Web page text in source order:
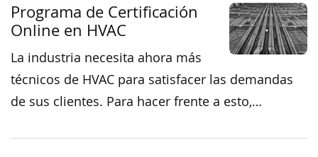
Programa de Certificación
Online en HVAC
La industria necesita ahora más
técnicos de HVAC para satisfacer las demandas
de sus clientes. Para hacer frente a esto,…